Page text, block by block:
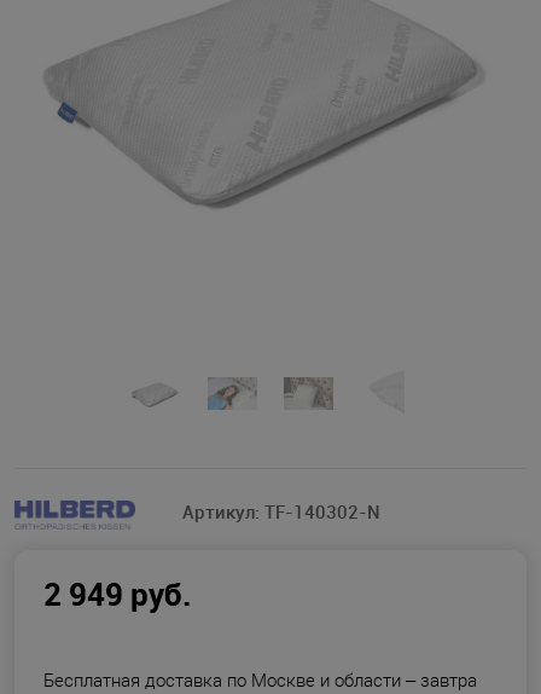
Артикул: TF-140302-N
2 949 руб.
Бесплатная доставка по Москве и области – завтра